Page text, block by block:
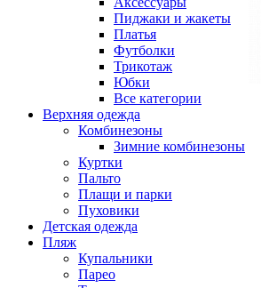
Пиджаки и жакеты
Платья
Футболки
Трикотаж
Юбки
Все категории
Верхняя одежда
Комбинезоны
Зимние комбинезоны
Куртки
Пальто
Плащи и парки
Пуховики
Детская одежда
Пляж
Купальники
Парео